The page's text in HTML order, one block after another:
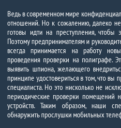
Ведь в современном мире
отношений. Но к сожалению, далеко
готовы идти на преступления, чтобы
Поэтому предпринимателям и
всегда принимается на работу
проведения проверки на полиграфе.
выявить шпиона, желающего
принципе удостовериться в том, что вы
специалиста. Но это нисколько не
периодические проверки помещений
устройств. Таким образом, наши
обнаружить прослушки мобильных